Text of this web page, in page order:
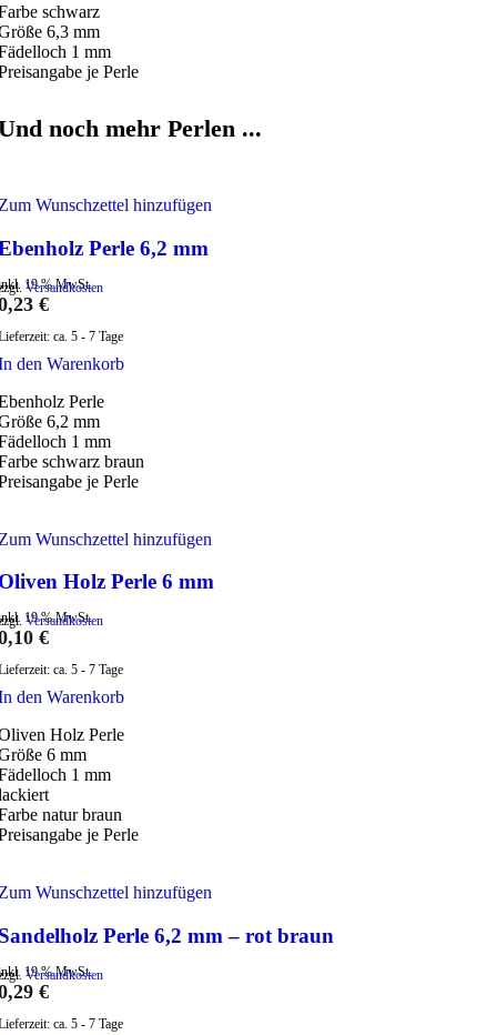
schwarz
6,3 mm
1 mm
je Perle
noch mehr Perlen ...
Wunschzettel hinzufügen
Perle 6,2 mm
19 % MwSt.
Versandkosten
€
ca. 5 - 7 Tage
den Warenkorb
Perle
6,2 mm
1 mm
schwarz braun
je Perle
Wunschzettel hinzufügen
Holz Perle 6 mm
19 % MwSt.
Versandkosten
€
ca. 5 - 7 Tage
den Warenkorb
Holz Perle
6 mm
1 mm
natur braun
je Perle
Wunschzettel hinzufügen
Perle 6,2 mm – rot braun
19 % MwSt.
Versandkosten
€
ca. 5 - 7 Tage